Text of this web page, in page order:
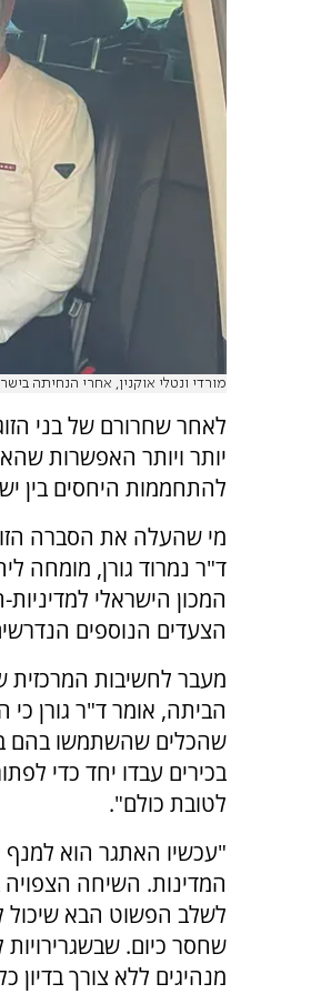
מורדי ונטלי אוקנין, אחרי הנחיתה
לאחר שחרורם של בני
יותר ויותר האפשרות
להתחממות היחסים בין
מי שהעלה את הסברה הזו
ד"ר נמרוד גורן, מומחה
המכון הישראלי
הצעדים הנוספים
מעבר לחשיבות המרכזית
הביתה, אומר ד"ר גורן כי
שהכלים שהשתמשו בהם
בכירים עבדו יחד כדי
לטובת כולם".
"עכשיו האתגר הוא
המדינות. השיחה הצפויה
לשלב הפשוט הבא שיכול
שחסר כיום.
מנהיגים ללא צורך